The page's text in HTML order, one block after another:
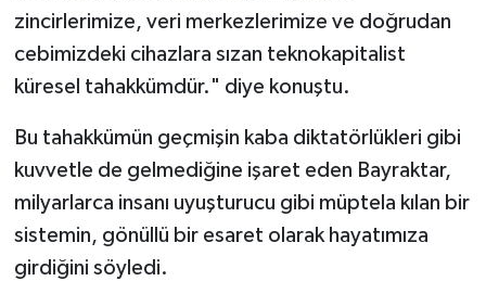
zincirlerimize, veri merkezlerimize ve doğrudan
cebimizdeki cihazlara sızan teknokapitalist
küresel tahakkümdür." diye konuştu.
Bu tahakkümün geçmişin kaba diktatörlükleri gibi
kuvvetle de gelmediğine işaret eden Bayraktar,
milyarlarca insanı uyuşturucu gibi müptela kılan bir
sistemin, gönüllü bir esaret olarak hayatımıza
girdiğini söyledi.